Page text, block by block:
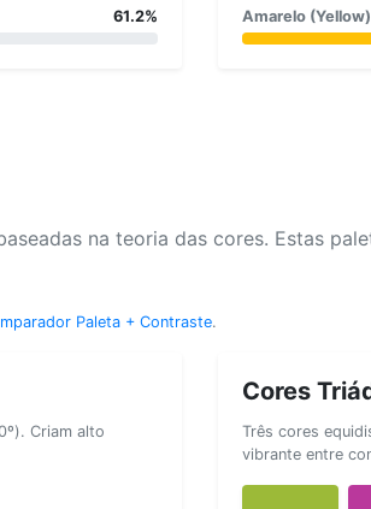
61.2% Amarelo (Yellow)
na teoria das cores. Estas
Paleta + Contraste.
Criam alto
Cores
Três cores
vibrante entre